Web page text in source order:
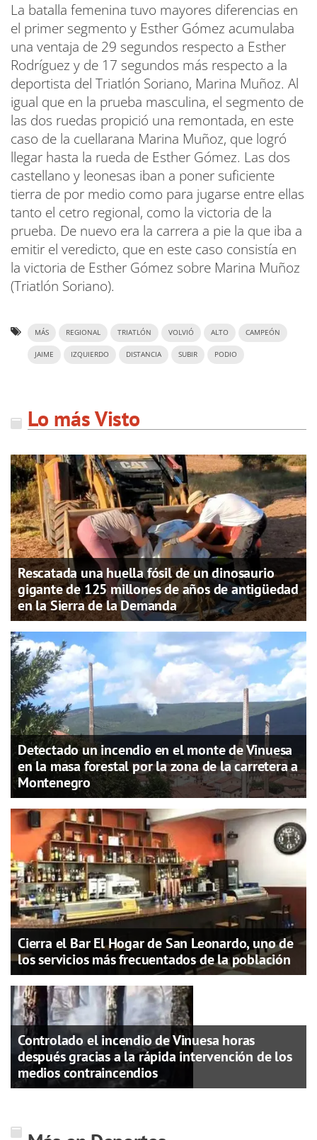
La batalla femenina tuvo mayores diferencias en
el primer segmento y Esther Gómez acumulaba
una ventaja de 29 segundos respecto a Esther
Rodríguez y de 17 segundos más respecto a la
deportista del Triatlón Soriano, Marina Muñoz. Al
igual que en la prueba masculina, el segmento de
las dos ruedas propició una remontada, en este
caso de la cuellarana Marina Muñoz, que logró
llegar hasta la rueda de Esther Gómez. Las dos
castellano y leonesas iban a poner suficiente
tierra de por medio como para jugarse entre ellas
tanto el cetro regional, como la victoria de la
prueba. De nuevo era la carrera a pie la que iba a
emitir el veredicto, que en este caso consistía en
la victoria de Esther Gómez sobre Marina Muñoz
(Triatlón Soriano).
MÁS REGIONAL TRIATLÓN VOLVIÓ ALTO CAMPEÓN
JAIME IZQUIERDO DISTANCIA SUBIR PODIO
Lo más Visto
Rescatada una huella fósil de un dinosaurio
gigante de 125 millones de años de antigüedad
en la Sierra de la Demanda
Detectado un incendio en el monte de Vinuesa
en la masa forestal por la zona de la carretera a
Montenegro
Cierra el Bar El Hogar de San Leonardo, uno de
los servicios más frecuentados de la población
Controlado el incendio de Vinuesa horas
después gracias a la rápida intervención de los
medios contraincendios